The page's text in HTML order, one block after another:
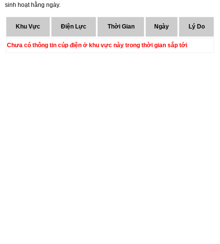
sinh hoạt hằng ngày.
Khu Vực Điện Lực Thời Gian Ngày Lý Do
Chưa có thông tin cúp điện ở khu vực này trong thời gian sắp tới